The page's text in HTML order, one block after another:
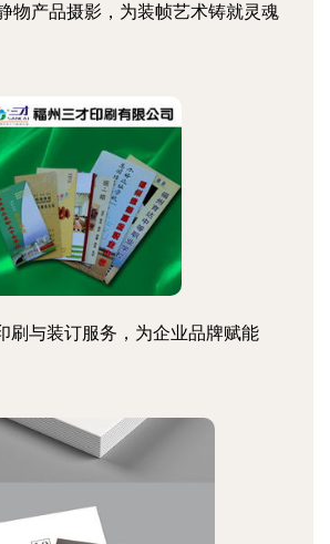
物产品摄影，为装帧艺术铸就灵魂
刷与装订服务，为企业品牌赋能